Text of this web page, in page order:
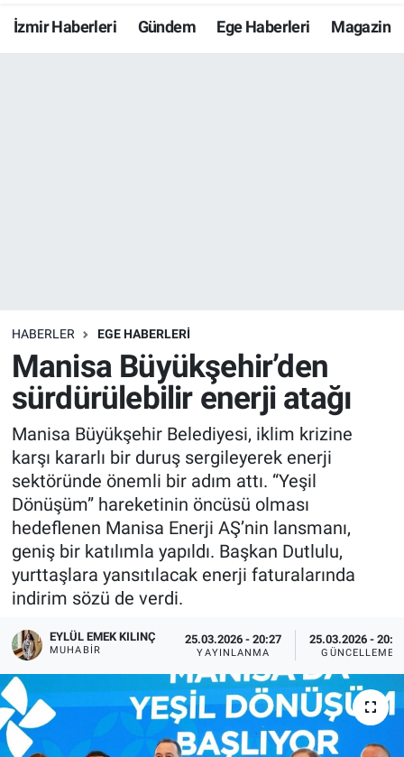
İzmir Haberleri Gündem Ege Haberleri Magazin
HABERLER EGE HABERLERİ
Manisa Büyükşehir’den
sürdürülebilir enerji atağı
Manisa Büyükşehir Belediyesi, iklim krizine
karşı kararlı bir duruş sergileyerek enerji
sektöründe önemli bir adım attı. “Yeşil
Dönüşüm” hareketinin öncüsü olması
hedeflenen Manisa Enerji AŞ’nin lansmanı,
geniş bir katılımla yapıldı. Başkan Dutlulu,
yurttaşlara yansıtılacak enerji faturalarında
indirim sözü de verdi.
EYLÜL EMEK KILINÇ
MUHABIR
25.03.2026 - 20:27
YAYINLANMA
25.03.2026 -
GÜNCELLEME
Resmi İlanlar